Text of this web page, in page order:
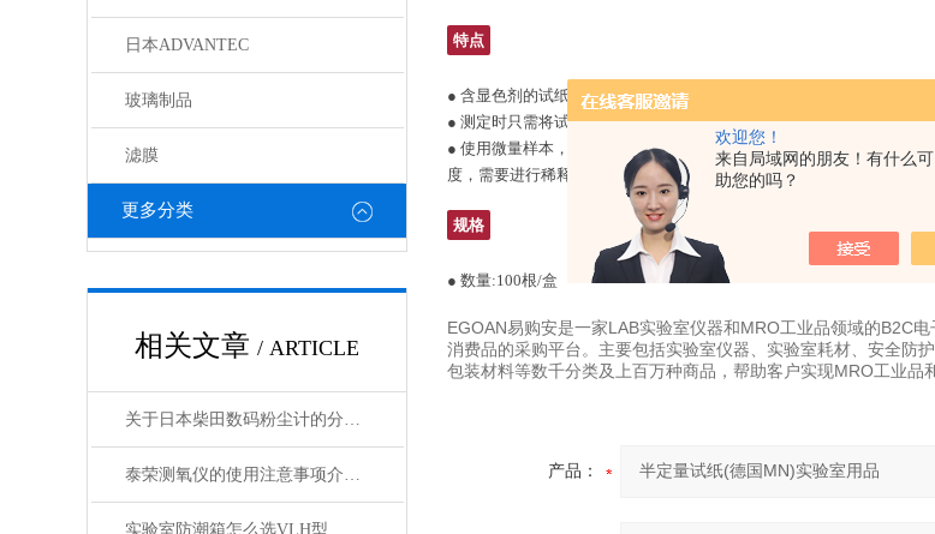
欢迎您！
来自局域网的朋友！有什么
助您的吗？
日本ADVANTEC
玻璃制品
滤膜
更多分类
相关文章 / ARTICLE
关于日本柴田数码粉尘计的分类，这里有详细说明
泰荣测氧仪的使用注意事项介绍及操作规程
实验室防潮箱怎么选VLH型
特点
● 含显色剂的试纸与样本液中的离子发生特异性反应，利用这一点进行
● 测定时只需将试纸浸到被检液里，将变色程度与外箱上的色标进行比
● 使用微量样本，把试纸贴在离子选择性良好的塑料棒（0.2mm厚）
度，需要进行稀释，如有干扰离子存在，则需做除去处理。
规格
● 数量:100根/盒
EGOAN易购安是一家LAB实验室仪器和MRO工业品领域的B2C
消费品的采购平台。主要包括实验室仪器、实验室耗材、安全防
包装材料等数千分类及上百万种商品，帮助客户实现MRO工业品
产品：